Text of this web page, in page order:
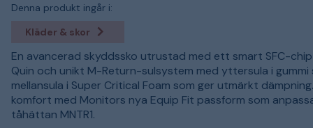
Denna produkt ingår i:
Kläder & skor
En avancerad skyddssko utrustad med ett smart SFC-
Quin och unikt M-Return-sulsystem med yttersula i gummi
mellansula i Super Critical Foam som ger utmärkt
komfort med Monitors nya Equip Fit passform som
tåhättan MNTR1.